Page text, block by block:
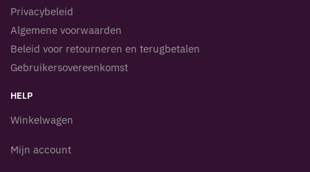
Privacybeleid
Algemene voorwaarden
Beleid voor retourneren en terugbetalen
Gebruikersovereenkomst
HELP
Winkelwagen
Mijn account